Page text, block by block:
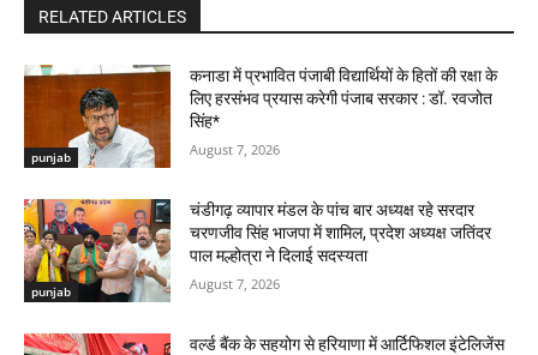
RELATED ARTICLES
punjab
कनाडा में प्रभावित पंजाबी विद्यार्थियों के हितों की रक्षा के
लिए हरसंभव प्रयास करेगी पंजाब सरकार : डॉ. रवजोत
सिंह*
August 7, 2026
punjab
चंडीगढ़ व्यापार मंडल के पांच बार अध्यक्ष रहे सरदार
चरणजीव सिंह भाजपा में शामिल, प्रदेश अध्यक्ष जतिंदर
पाल मल्होत्रा ने दिलाई सदस्यता
August 7, 2026
वर्ल्ड बैंक के सहयोग से हरियाणा में आर्टिफिशल इंटेलिजेंस